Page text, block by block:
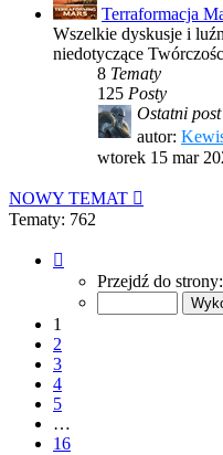
Terraformacja
Wszelkie dyskusje i
niedotyczące
8 Tematy
125 Posty
Ostatni post
autor:
wtorek 15 mar
NOWY TEMAT
Tematy: 762
Przejdź do strony:
1
2
3
4
5
…
16